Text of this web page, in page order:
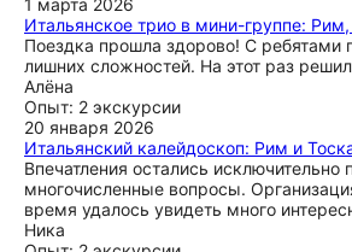
1 марта 2026
Итальянское трио в мини-группе:
Поездка прошла здорово! С ребятами
лишних сложностей. На этот раз
Алёна
Опыт: 2 экскурсии
20 января 2026
Итальянский калейдоскоп: Рим и
Впечатления остались
многочисленные вопросы.
время удалось увидеть много
Ника